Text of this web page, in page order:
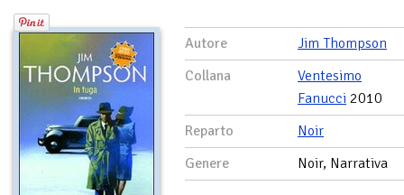
Autore
Jim Thompson
Collana
Ventesimo
Fanucci 2010
Reparto
Noir
Genere
Noir, Narrativa